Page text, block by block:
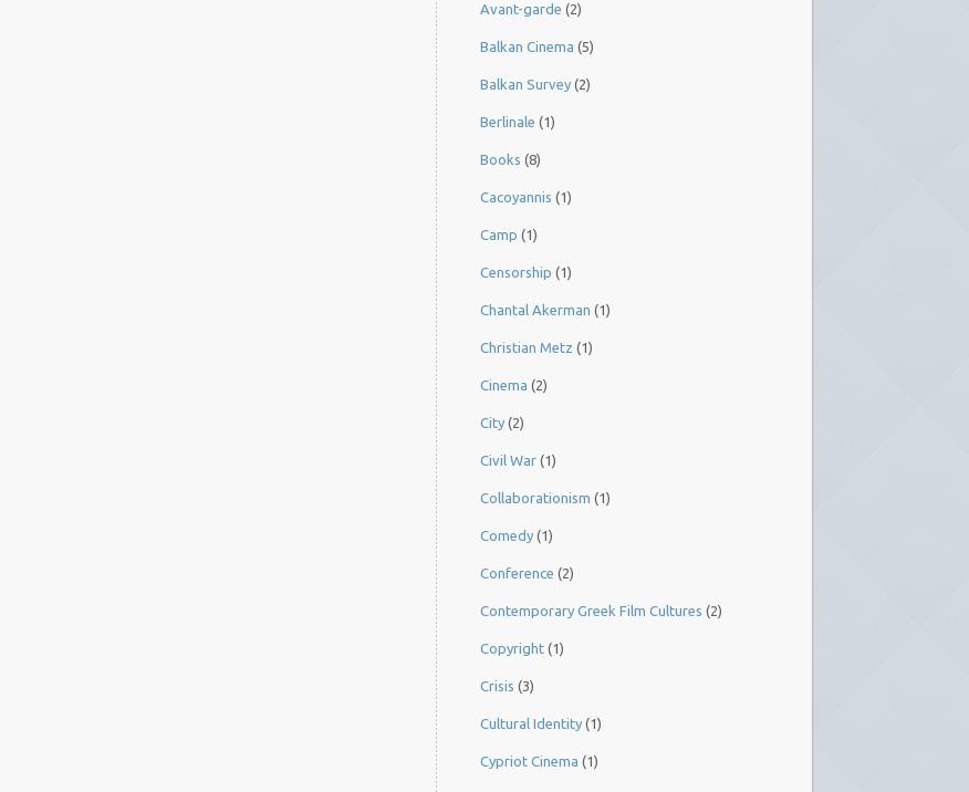
Avant-garde (2)
Balkan Cinema (5)
Balkan Survey (2)
Berlinale (1)
Books (8)
Cacoyannis (1)
Camp (1)
Censorship (1)
Chantal Akerman (1)
Christian Metz (1)
Cinema (2)
City (2)
Civil War (1)
Collaborationism (1)
Comedy (1)
Conference (2)
Contemporary Greek Film Cultures (2)
Copyright (1)
Crisis (3)
Cultural Identity (1)
Cypriot Cinema (1)